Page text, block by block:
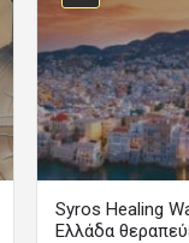
Syros Healing
Ελλάδα